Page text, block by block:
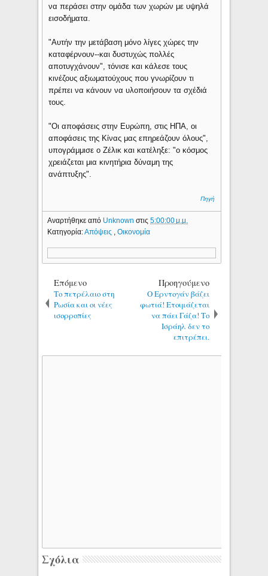
να περάσει στην ομάδα των χωρών με υψηλά
εισοδήματα.
"Αυτήν την μετάβαση μόνο λίγες χώρες την
καταφέρνουν--και δυστυχώς πολλές
αποτυγχάνουν", τόνισε και κάλεσε τους
κινέζους αξιωματούχους που γνωρίζουν τι
πρέπει να κάνουν να υλοποιήσουν τα σχέδιά
τους.
"Οι αποφάσεις στην Ευρώπη, στις ΗΠΑ, οι
αποφάσεις της Κίνας μας επηρεάζουν όλους",
υπογράμμισε ο Ζέλικ και κατέληξε: "ο κόσμος
χρειάζεται μια κινητήρια δύναμη της
ανάπτυξης".
Πηγή
Αναρτήθηκε από Unknownστις5:00:00 μ.μ.
Κατηγορία:Απόψεις ,Οικονομία
Επόμενο
Το πετρέλαιο στη
Ρωσία και οι νέες
ισορροπίες
Προηγούμενο
Ο Ερντογάν βάζει
φωτιά! Ετοιμάζεται
να πάει Γάζα! Το
Ισράηλ δεν το
επιτρέπει.
Σχόλια